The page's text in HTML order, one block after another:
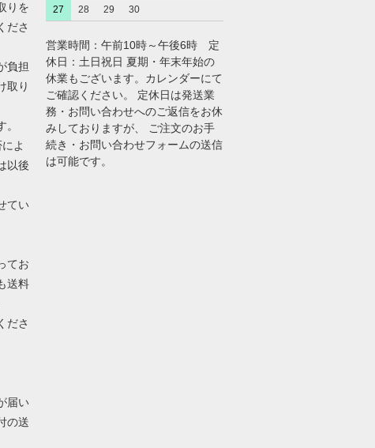
りを
ださ
負担
取り
よ
以後
てい
てお
送料
ださ
届い
の送
27
28 29 30
営業時間：午前10時～午後6時 定
休日：土日祝日 夏期・年末年始の
休業もございます。カレンダーにて
ご確認ください。 定休日は発送業
務・お問い合わせへのご返信をお休
みしておりますが、 ご注文のお手
続き・お問い合わせフォームの送信
は可能です。